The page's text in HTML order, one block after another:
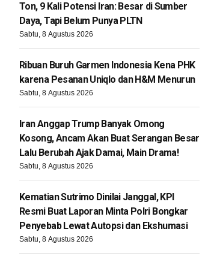
Ton, 9 Kali Potensi Iran: Besar di Sumber
Daya, Tapi Belum Punya PLTN
Sabtu, 8 Agustus 2026
Ribuan Buruh Garmen Indonesia Kena PHK
karena Pesanan Uniqlo dan H&M Menurun
Sabtu, 8 Agustus 2026
Iran Anggap Trump Banyak Omong
Kosong, Ancam Akan Buat Serangan Besar
Lalu Berubah Ajak Damai, Main Drama!
Sabtu, 8 Agustus 2026
Kematian Sutrimo Dinilai Janggal, KPI
Resmi Buat Laporan Minta Polri Bongkar
Penyebab Lewat Autopsi dan Ekshumasi
Sabtu, 8 Agustus 2026